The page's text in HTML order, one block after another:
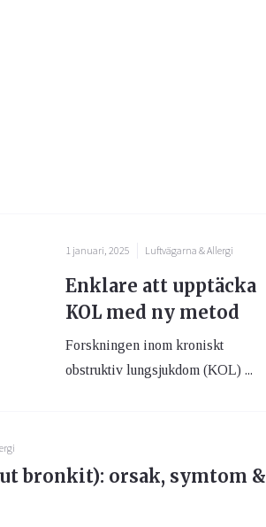
1 januari, 2025 Luftvägarna & Allergi
Enklare att upptäcka
KOL med ny metod
Forskningen inom kroniskt
obstruktiv lungsjukdom (KOL) ...
bronkit): orsak, symtom &